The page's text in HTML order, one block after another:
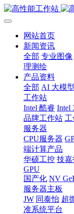
网站首页
新闻资讯
全部 专业图像
理测绘
产品资料
全部 AI 大模型
工作站
Intel 酷睿 Intel
品牌工作站
服务器
CPU服务器
端计算产品
华硕工控 技嘉
GPU
国产化 NV
服务器主板
JW 同泰怡 超
准系统平台